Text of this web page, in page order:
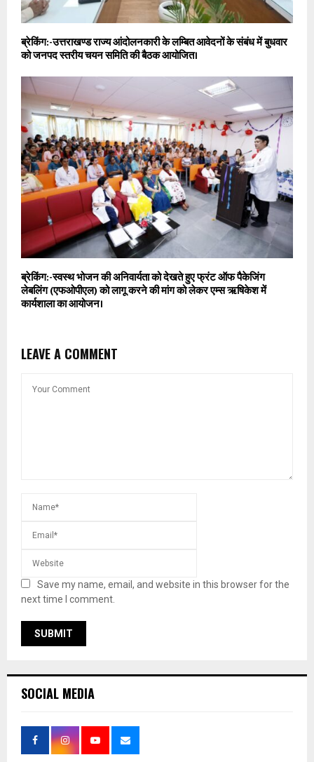
ब्रेकिंग:-उत्तराखण्ड राज्य आंदोलनकारी के लम्बित आवेदनों के संबंध में बुधवार
को जनपद स्तरीय चयन समिति की बैठक आयोजित।
ब्रेकिंग:-स्वस्थ भोजन की अनिवार्यता को देखते हुए फ्रंट ऑफ पैकेजिंग
लेबलिंग (एफओपीएल) को लागू करने की मांग को लेकर एम्स ऋषिकेश में
कार्यशाला का आयोजन।
LEAVE A COMMENT
Save my name, email, and website in this browser for the
next time I comment.
SOCIAL MEDIA